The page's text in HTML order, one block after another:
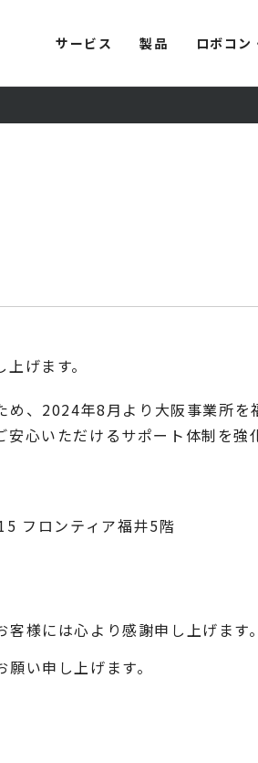
サービス 製品 ロボコン
げます。
め、2024年8月より大阪事業所
心いただけるサポート体制を強
フロンティア福井5階
様には心より感謝申し上げます。
い申し上げます。